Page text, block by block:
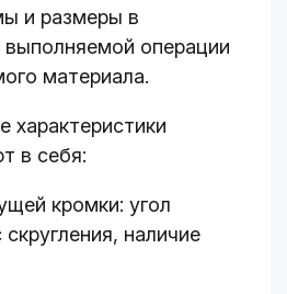
и размеры в
выполняемой операции
материала.
характеристики
в себя:
кромки: угол
наличие